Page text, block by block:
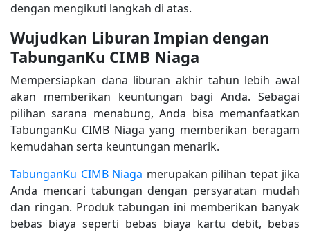
dengan mengikuti langkah di atas.
Wujudkan Liburan Impian dengan
TabunganKu CIMB Niaga
Mempersiapkan dana liburan akhir tahun lebih awal
akan memberikan keuntungan bagi Anda. Sebagai
pilihan sarana menabung, Anda bisa memanfaatkan
TabunganKu CIMB Niaga yang memberikan beragam
kemudahan serta keuntungan menarik.
TabunganKu CIMB Niaga merupakan pilihan tepat jika
Anda mencari tabungan dengan persyaratan mudah
dan ringan. Produk tabungan ini memberikan banyak
bebas biaya seperti bebas biaya kartu debit, bebas